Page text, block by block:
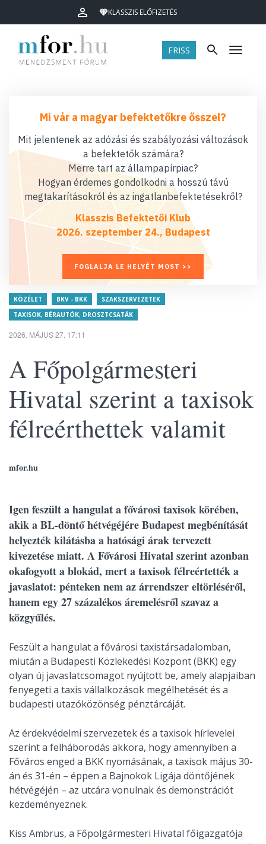
KLASSZIS ELŐFIZETÉS
FRISS Menü
Mi vár a magyar befektetőkre ősszel?
Mit jelentenek az adózási és szabályozási változások
a befektetők számára?
Merre tart az állampapírpiac?
Hogyan érdemes gondolkodni a hosszú távú
megtakarításokról és az ingatlanbefektetésekről?
Klasszis Befektetői Klub
2026. szeptember 24., Budapest
FOGLALJA LE HELYÉT MOST >>
KÖZÉLET BKV - BKK
SZAKSZERVEZETEK
TAXISOK, BÉRAUTÓK, DROSZTCSATÁK
2026. MÁJUS 27. 17:11
A Főpolgármesteri
Hivatal szerint a taxisok
félreérthettek valamit
mfor.hu
Igen feszült a hangulat a fővárosi taxisok körében,
akik a BL-döntő hétvégéjére Budapest megbénítását
helyezték kilátásba a hatósági árak tervezett
kivezetése miatt. A Fővárosi Hivatal szerint azonban
okafogyott a blokád, mert a taxisok félreértették a
javaslatot: pénteken nem az árrendszer eltörléséről,
hanem egy 27 százalékos áremelésről szavaz a
közgyűlés.
Feszült a hangulat a fővárosi taxistársadalomban,
miután a Budapesti Közlekedési Központ (BKK) egy
olyan új javaslatcsomagot nyújtott be, amely alapjaiban
fenyegeti a taxis vállalkozások megélhetését és a
budapesti utazóközönség pénztárcáját.
Az érdekvédelmi szervezetek és a taxisok hírlevelei
szerint a felháborodás akkora, hogy amennyiben a
Főváros enged a BKK nyomásának, a taxisok május 30-
án és 31-én – éppen a Bajnokok Ligája döntőjének
hétvégéjén – az utcára vonulnak és demonstrációt
kezdeményeznek.
Kiss Ambrus, a Főpolgármesteri Hivatal főigazgatója